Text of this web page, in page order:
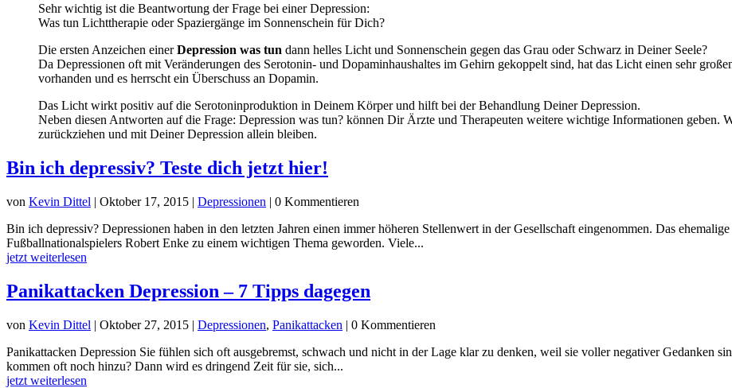
Sehr wichtig ist die Beantwortung der Frage bei einer Depression:
Was tun Lichttherapie oder Spaziergänge im Sonnenschein für Dich?
Die ersten Anzeichen einerDepression was tun dann helles Licht und Sonnenschein gegen das Grau oder Schwarz in Deiner Seele?
Da Depressionen oft mit Veränderungen des Serotonin- und Dopaminhaushaltes im Gehirn gekoppelt sind, hat das Licht einen sehr
vorhanden und es herrscht ein Überschuss an Dopamin.
Das Licht wirkt positiv auf die Serotoninproduktion in Deinem Körper und hilft bei der Behandlung Deiner Depression.
Neben diesen Antworten auf die Frage: Depression was tun? können Dir Ärzte und Therapeuten weitere wichtige Informationen geben.
zurückziehen und mit Deiner Depression allein bleiben.
Bin ich depressiv? Teste dich jetzt hier!
von Kevin Dittel | Oktober 17, 2015 | Depressionen | 0 Kommentieren
Bin ich depressiv? Depressionen haben in den letzten Jahren einen immer höheren Stellenwert in der Gesellschaft eingenommen. Das
Fußballnationalspielers Robert Enke zu einem wichtigen Thema geworden. Viele...
jetzt weiterlesen
Panikattacken Depression – 7 Tipps dagegen
von Kevin Dittel | Oktober 27, 2015 | Depressionen, Panikattacken | 0 Kommentieren
Panikattacken Depression Sie fühlen sich oft ausgebremst, schwach und nicht in der Lage klar zu denken, weil sie voller negativer Gedanken
kommen oft noch hinzu? Dann wird es dringend Zeit für sie, sich...
jetzt weiterlesen